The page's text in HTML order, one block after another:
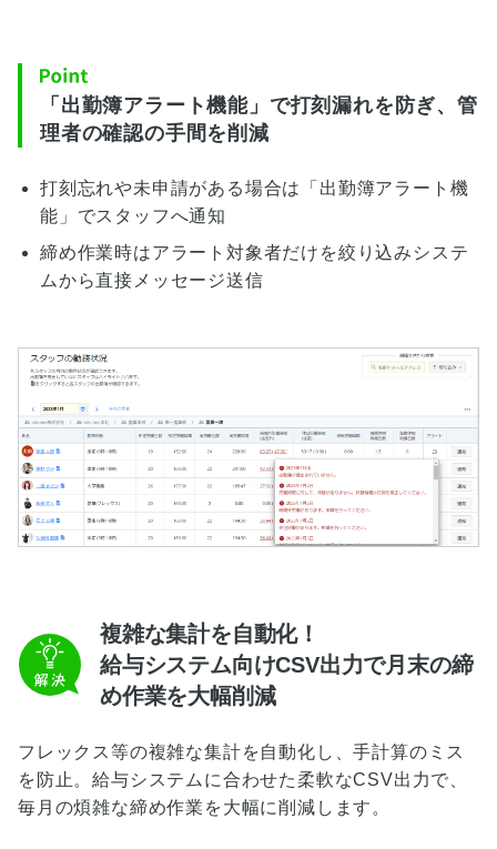
「出勤簿アラート機能」で打刻漏れを防ぎ、管
理者の確認の手間を削減
打刻忘れや未申請がある場合は「出勤簿アラート機
能」でスタッフへ通知
締め作業時はアラート対象者だけを絞り込みシステ
ムから直接メッセージ送信
複雑な集計を自動化！
給与システム向けCSV出力で月末の締
め作業を大幅削減
フレックス等の複雑な集計を自動化し、手計算のミス
を防止。給与システムに合わせた柔軟なCSV出力で、
毎月の煩雑な締め作業を大幅に削減します。